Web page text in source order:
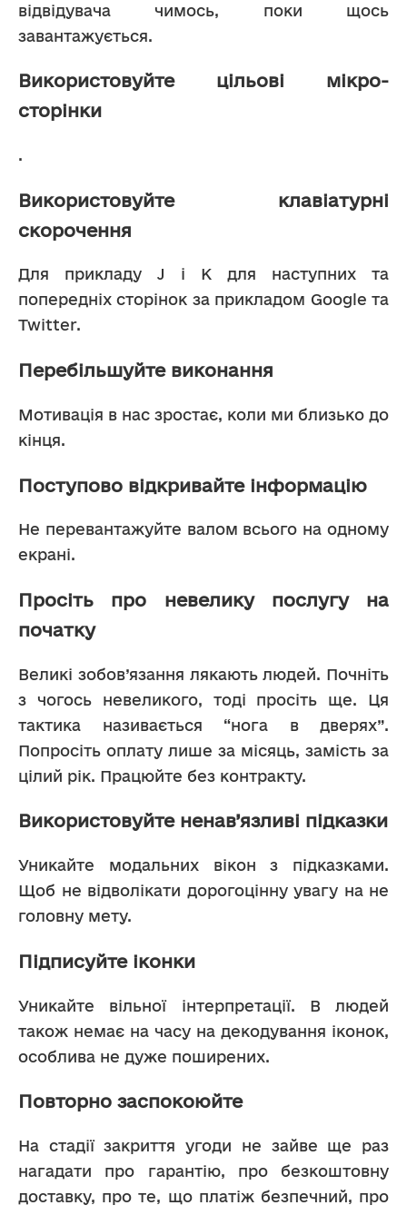
відвідувача чимось, поки щось
завантажується.
Використовуйте цільові мікро-
сторінки
.
Використовуйте клавіатурні
скорочення
Для прикладу J і K для наступних та
попередніх сторінок за прикладом Google та
Twitter.
Перебільшуйте виконання
Мотивація в нас зростає, коли ми близько до
кінця.
Поступово відкривайте інформацію
Не перевантажуйте валом всього на одному
екрані.
Просіть про невелику послугу на
початку
Великі зобов’язання лякають людей. Почніть
з чогось невеликого, тоді просіть ще. Ця
тактика називається “нога в дверях”.
Попросіть оплату лише за місяць, замість за
цілий рік. Працюйте без контракту.
Використовуйте ненав’язливі підказки
Уникайте модальних вікон з підказками.
Щоб не відволікати дорогоцінну увагу на не
головну мету.
Підписуйте іконки
Уникайте вільної інтерпретації. В людей
також немає на часу на декодування іконок,
особлива не дуже поширених.
Повторно заспокоюйте
На стадії закриття угоди не зайве ще раз
нагадати про гарантію, про безкоштовну
доставку, про те, що платіж безпечний, про